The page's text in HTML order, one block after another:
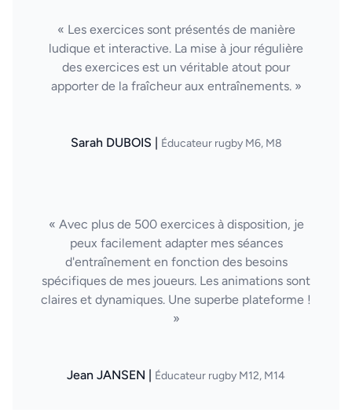
« Les exercices sont présentés de manière
ludique et interactive. La mise à jour régulière
des exercices est un véritable atout pour
apporter de la fraîcheur aux entraînements. »
Sarah DUBOIS | Éducateur rugby M6, M8
« Avec plus de 500 exercices à disposition, je
peux facilement adapter mes séances
d'entraînement en fonction des besoins
spécifiques de mes joueurs. Les animations sont
claires et dynamiques. Une superbe plateforme !
»
Jean JANSEN | Éducateur rugby M12, M14